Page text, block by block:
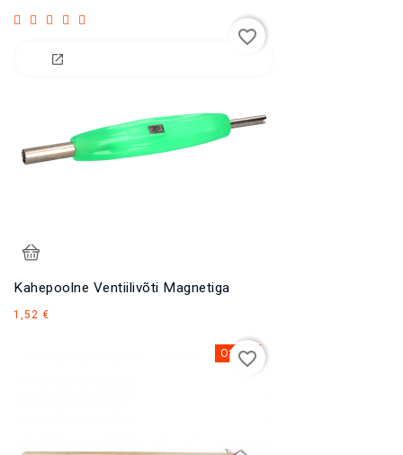
Kahepoolne Ventiilivõti Magnetiga
1,52 €
favorite_border
Otsas
favorite_border